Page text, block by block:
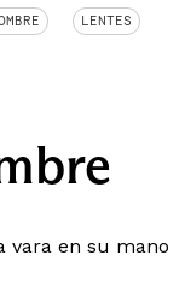
LENTES
vara en su mano